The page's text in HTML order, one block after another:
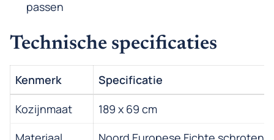
passen
Technische specificaties
Kenmerk
Specificatie
Kozijnmaat
189 x 69 cm